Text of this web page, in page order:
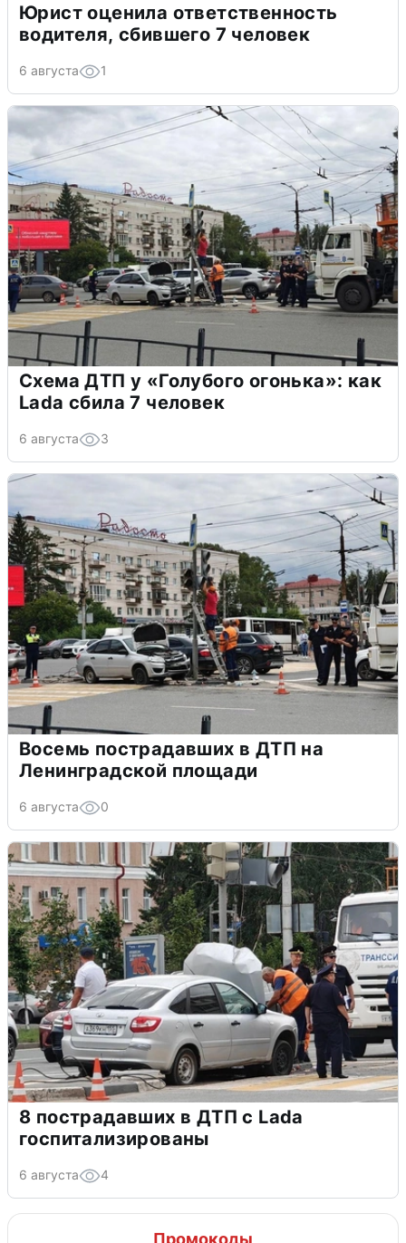
Юрист оценила ответственность
водителя, сбившего 7 человек
6 августа 1
Схема ДТП у «Голубого огонька»: как
Lada сбила 7 человек
6 августа 3
Восемь пострадавших в ДТП на
Ленинградской площади
6 августа 0
8 пострадавших в ДТП с Lada
госпитализированы
6 августа 4
Промокоды